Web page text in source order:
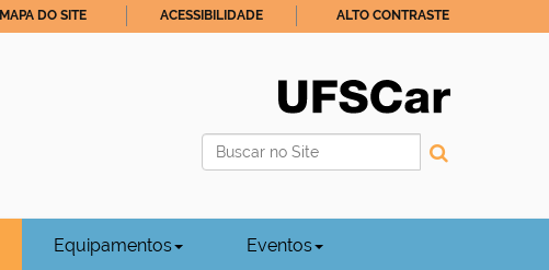
Busca
MAPA DO SITE ACESSIBILIDADE ALTO CONTRASTE
Equipamentos Eventos